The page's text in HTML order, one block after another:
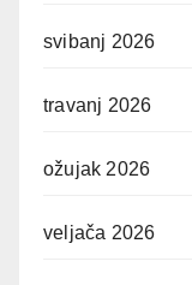
svibanj 2026
travanj 2026
ožujak 2026
veljača 2026